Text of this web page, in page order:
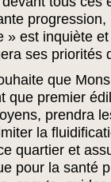
progression,
» est inquiète
ses priorités
que
que premier
prendra
la
quartier et
pour la santé